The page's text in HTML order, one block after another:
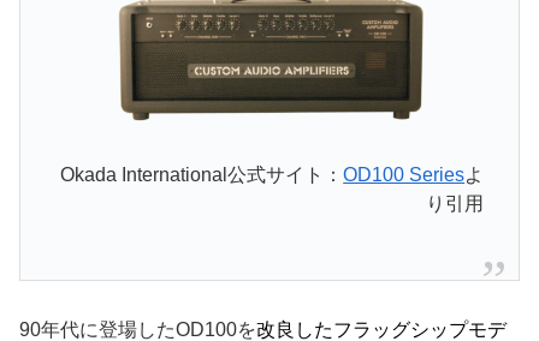
Okada International公式サイト：OD100 Seriesよ
り引用
90年代に登場したOD100を改良したフラッグシップモデ